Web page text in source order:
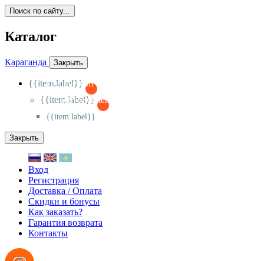
Поиск по сайту...
Каталог
Караганда Закрыть
{{item.label}}
{{activeItem==item.id?'-
{{item.label}}
{{activeSubitem==item.id?'-
{{item.label}}
Закрыть
Вход
Регистрация
Доставка / Оплата
Скидки и бонусы
Как заказать?
Гарантия возврата
Контакты